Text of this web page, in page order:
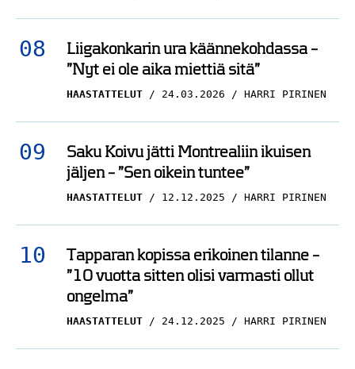
Liigakonkarin ura käännekohdassa –
”Nyt ei ole aika miettiä sitä”
HAASTATTELUT 24.03.2026 HARRI PIRINEN
Saku Koivu jätti Montrealiin ikuisen
jäljen – ”Sen oikein tuntee”
HAASTATTELUT 12.12.2025 HARRI PIRINEN
Tapparan kopissa erikoinen tilanne –
”10 vuotta sitten olisi varmasti ollut
ongelma”
HAASTATTELUT 24.12.2025 HARRI PIRINEN